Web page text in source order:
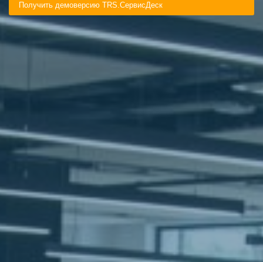
Получить демоверсию TRS.СервисДеск